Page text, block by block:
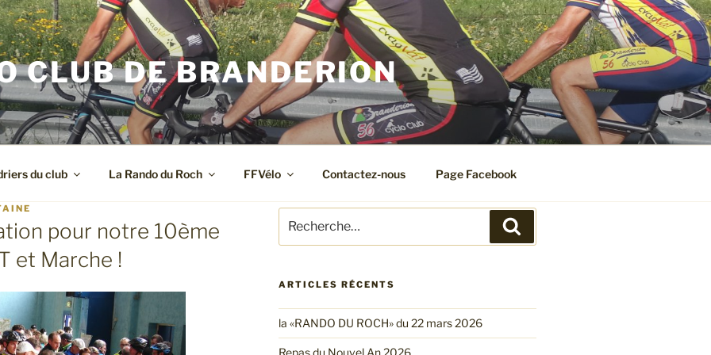
CLUB DE BRANDERION
du club La Rando du Roch FFVélo Contactez-nous Page Facebook
pour notre 10ème
et Marche !
pour
ARTICLES RÉCENTS
la «RANDO DU ROCH» du 22 mars 2026